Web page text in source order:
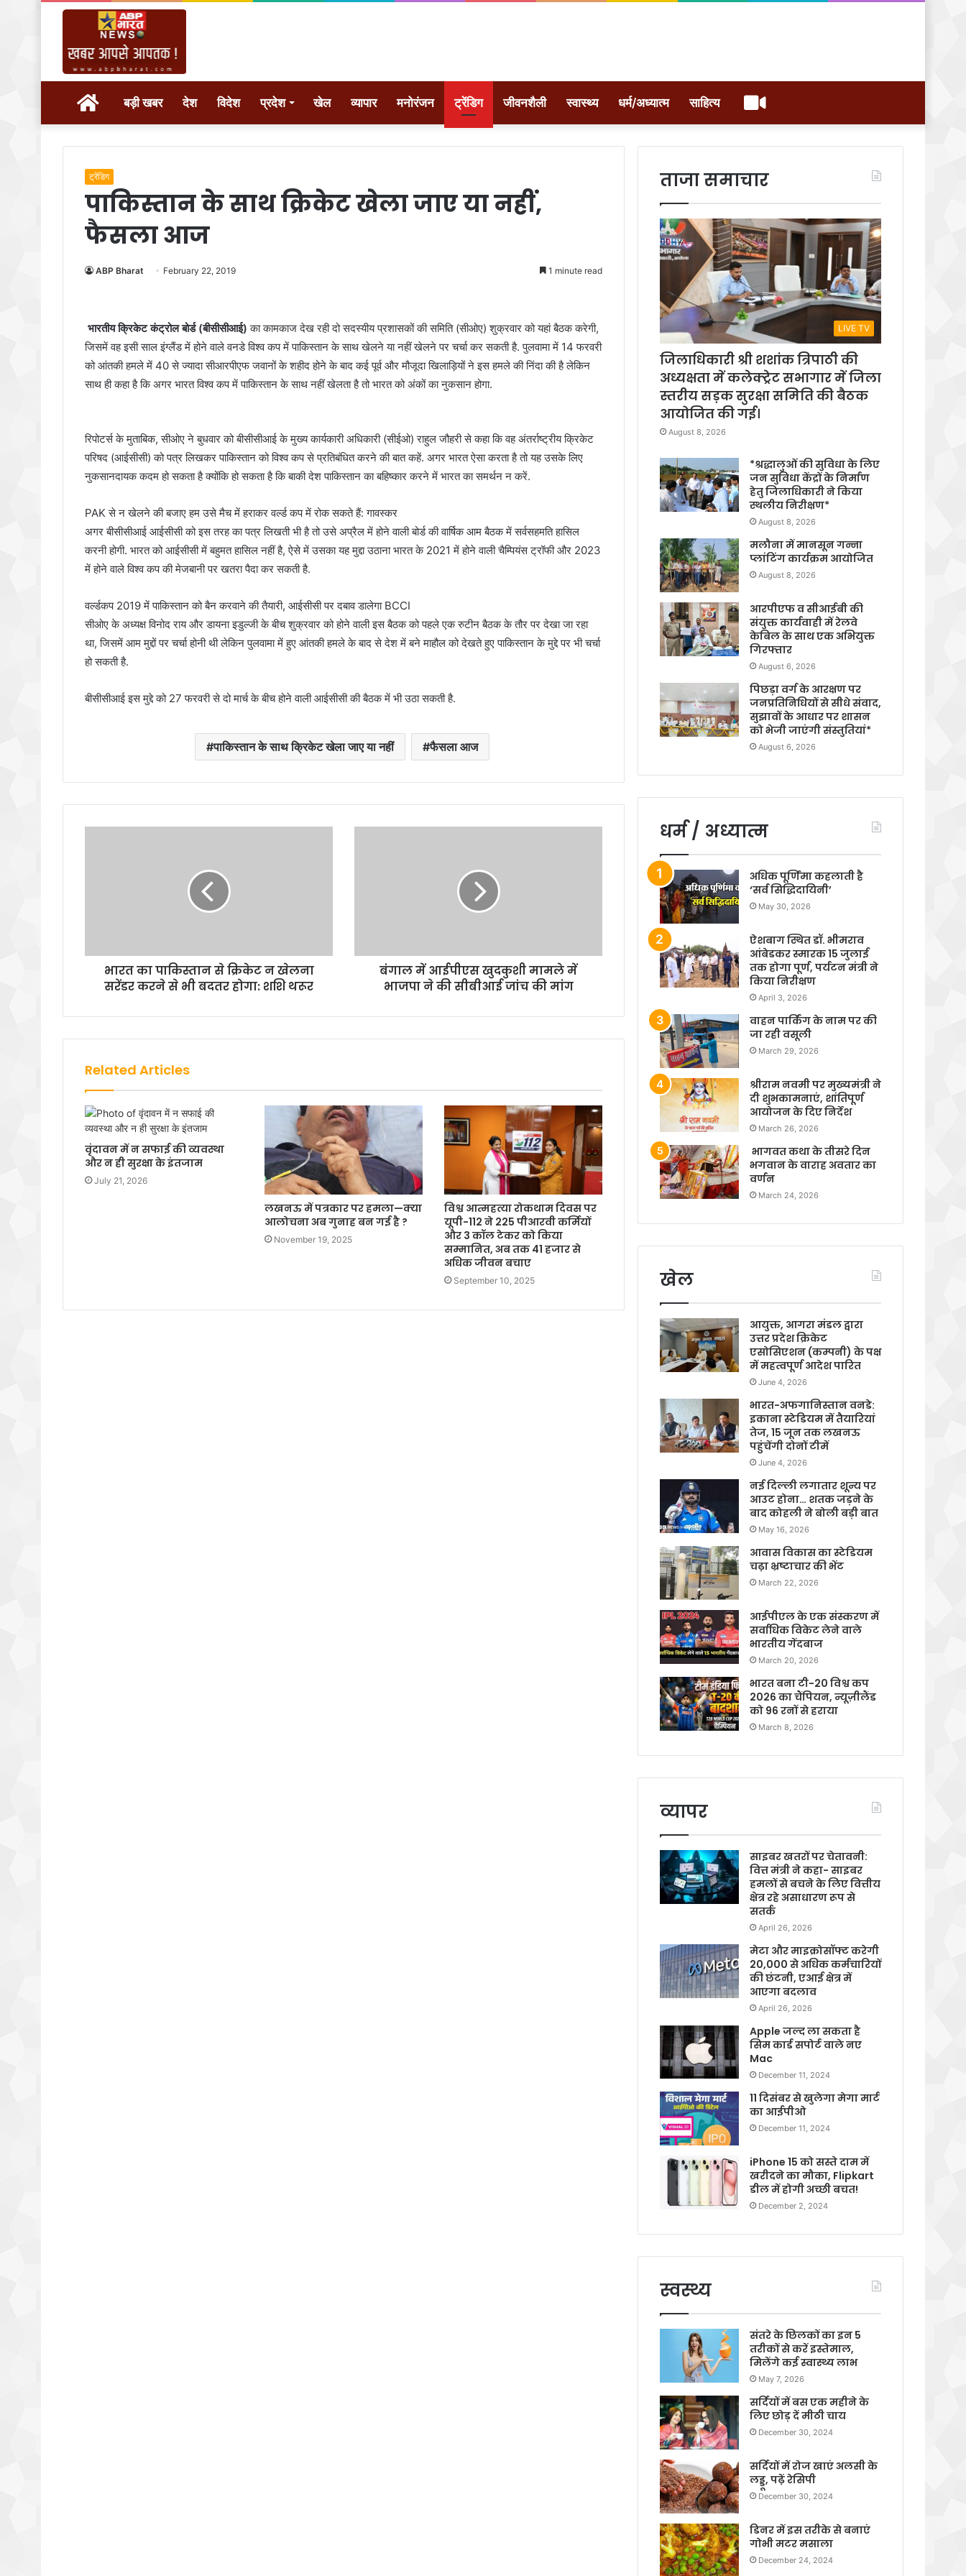
होम बड़ी खबर देश विदेश प्रदेश खेल व्यापार मनोरंजन ट्रेंडिग जीवनशैली स्वास्थ्य धर्म/अध्यात्म साहित्य वीडियो
ट्रेंडिग
पाकिस्तान के साथ क्रिकेट खेला जाए या नहीं,
फैसला आज
ABP Bharat February 22, 2019 1 minute read
भारतीय क्रिकेट कंट्रोल बोर्ड (बीसीसीआई) का कामकाज देख रही दो सदस्यीय प्रशासकों की समिति (सीओए) शुक्रवार को यहां बैठक करेगी,
जिसमें वह इसी साल इंग्लैंड में होने वाले वनडे विश्व कप में पाकिस्तान के साथ खेलने या नहीं खेलने पर चर्चा कर सकती है. पुलवामा में 14 फरवरी
को आंतकी हमले में 40 से ज्यादा सीआरपीएफ जवानों के शहीद होने के बाद कई पूर्व और मौजूदा खिलाड़ियों ने इस हमले की निंदा की है लेकिन
साथ ही कहा है कि अगर भारत विश्व कप में पाकिस्तान के साथ नहीं खेलता है तो भारत को अंकों का नुकसान होगा.
रिपोटर्स के मुताबिक, सीओए ने बुधवार को बीसीसीआई के मुख्य कार्यकारी अधिकारी (सीईओ) राहुल जौहरी से कहा कि वह अंतर्राष्ट्रीय क्रिकेट
परिषद (आईसीसी) को पत्र लिखकर पाकिस्तान को विश्व कप से प्रतिबंधित करने की बात कहें. अगर भारत ऐसा करता है तो यह उसके लिए
नुकसानदायक कदम हो सकता है क्योंकि हो सकता है कि बाकी देश पाकिस्तान का बहिष्कार करने में भारत का समर्थन न करें.
PAK से न खेलने की बजाए हम उसे मैच में हराकर वर्ल्ड कप में रोक सकते हैं: गावस्कर
अगर बीसीसीआई आईसीसी को इस तरह का पत्र लिखती भी है तो उसे अप्रैल में होने वाली बोर्ड की वार्षिक आम बैठक में सर्वसहमति हासिल
करनी होगी. भारत को आईसीसी में बहुमत हासिल नहीं है, ऐसे में उसका यह मुद्दा उठाना भारत के 2021 में होने वाली चैम्पियंस ट्रॉफी और 2023
में होने वाले विश्व कप की मेजबानी पर खतरा पैदा कर सकती है.
वर्ल्डकप 2019 में पाकिस्तान को बैन करवाने की तैयारी, आईसीसी पर दबाव डालेगा BCCI
सीओए के अध्यक्ष विनोद राय और डायना इडुल्जी के बीच शुक्रवार को होने वाली इस बैठक को पहले एक रुटीन बैठक के तौर पर देखा जा रहा
था, जिसमें आम मुद्दों पर चर्चा होनी थी लेकिन पुलवामा में हुए आंतकी हमले के बाद से देश में बने माहौल को देखते हुए पाकिस्तान के मुद्दे पर भी चर्चा
हो सकती है.
बीसीसीआई इस मुद्दे को 27 फरवरी से दो मार्च के बीच होने वाली आईसीसी की बैठक में भी उठा सकती है.
पाकिस्तान के साथ क्रिकेट खेला जाए या नहीं फैसला आज
भारत का पाकिस्तान से क्रिकेट न खेलना
सरेंडर करने से भी बदतर होगा: शशि थरूर
बंगाल में आईपीएस खुदकुशी मामले में
भाजपा ने की सीबीआई जांच की मांग
Related Articles
वृंदावन में न सफाई की व्यवस्था
और न ही सुरक्षा के इंतजाम
July 21, 2026
लखनऊ में पत्रकार पर हमला—क्या
आलोचना अब गुनाह बन गई है ?
November 19, 2025
विश्व आत्महत्या रोकथाम दिवस पर
यूपी-112 ने 225 पीआरवी कर्मियों
और 3 कॉल टेकर को किया
सम्मानित, अब तक 41 हजार से
अधिक जीवन बचाए
September 10, 2025
ताजा समाचार
LIVE TV
जिलाधिकारी श्री शशांक त्रिपाठी की
अध्यक्षता में कलेक्ट्रेट सभागार में जिला
स्तरीय सड़क सुरक्षा समिति की बैठक
आयोजित की गई।
August 8, 2026
*श्रद्धालुओं की सुविधा के लिए
जन सुविधा केंद्रों के निर्माण
हेतु जिलाधिकारी ने किया
स्थलीय निरीक्षण*
August 8, 2026
मलौना में मानसून गन्ना
प्लांटिंग कार्यक्रम आयोजित
August 8, 2026
आरपीएफ व सीआईबी की
संयुक्त कार्यवाही में रेलवे
केबिल के साथ एक अभियुक्त
गिरफ्तार
August 6, 2026
पिछड़ा वर्ग के आरक्षण पर
जनप्रतिनिधियों से सीधे संवाद,
सुझावों के आधार पर शासन
को भेजी जाएंगी संस्तुतियां*
August 6, 2026
धर्म / अध्यात्म
अधिक पूर्णिमा कहलाती है
‘सर्व सिद्धिदायिनी’
May 30, 2026
ऐशबाग स्थित डॉ. भीमराव
आंबेडकर स्मारक 15 जुलाई
तक होगा पूर्ण, पर्यटन मंत्री ने
किया निरीक्षण
April 3, 2026
वाहन पार्किंग के नाम पर की
जा रही वसूली
March 29, 2026
श्रीराम नवमी पर मुख्यमंत्री ने
दी शुभकामनाएं, शांतिपूर्ण
आयोजन के दिए निर्देश
March 26, 2026
भागवत कथा के तीसरे दिन
भगवान के वाराह अवतार का
वर्णन
March 24, 2026
खेल
आयुक्त, आगरा मंडल द्वारा
उत्तर प्रदेश क्रिकेट
एसोसिएशन (कम्पनी) के पक्ष
में महत्वपूर्ण आदेश पारित
June 4, 2026
भारत-अफगानिस्तान वनडे:
इकाना स्टेडियम में तैयारियां
तेज, 15 जून तक लखनऊ
पहुंचेंगी दोनों टीमें
June 4, 2026
नई दिल्ली लगातार शून्य पर
आउट होना… शतक जड़ने के
बाद कोहली ने बोली बड़ी बात
May 16, 2026
आवास विकास का स्टेडियम
चढ़ा भ्रष्टाचार की भेंट
March 22, 2026
आईपीएल के एक संस्करण में
सर्वाधिक विकेट लेने वाले
भारतीय गेंदबाज
March 20, 2026
भारत बना टी-20 विश्व कप
2026 का चैंपियन, न्यूज़ीलैंड
को 96 रनों से हराया
March 8, 2026
व्यापर
साइबर खतरों पर चेतावनी:
वित्त मंत्री ने कहा- साइबर
हमलों से बचने के लिए वित्तीय
क्षेत्र रहे असाधारण रूप से
सतर्क
April 26, 2026
मेटा और माइक्रोसॉफ्ट करेगी
20,000 से अधिक कर्मचारियों
की छंटनी, एआई क्षेत्र में
आएगा बदलाव
April 26, 2026
Apple जल्द ला सकता है
सिम कार्ड सपोर्ट वाले नए
Mac
December 11, 2024
11 दिसंबर से खुलेगा मेगा मार्ट
का आईपीओ
December 11, 2024
iPhone 15 को सस्ते दाम में
खरीदने का मौका, Flipkart
डील में होगी अच्छी बचत!
December 2, 2024
स्वस्थ्य
संतरे के छिलकों का इन 5
तरीकों से करें इस्तेमाल,
मिलेंगे कई स्वास्थ्य लाभ
May 7, 2026
सर्दियों में बस एक महीने के
लिए छोड़ दें मीठी चाय
December 30, 2024
सर्दियों में रोज खाएं अलसी के
लड्डू, पढ़ें रेसिपी
December 30, 2024
डिनर में इस तरीके से बनाएं
गोभी मटर मसाला
December 24, 2024